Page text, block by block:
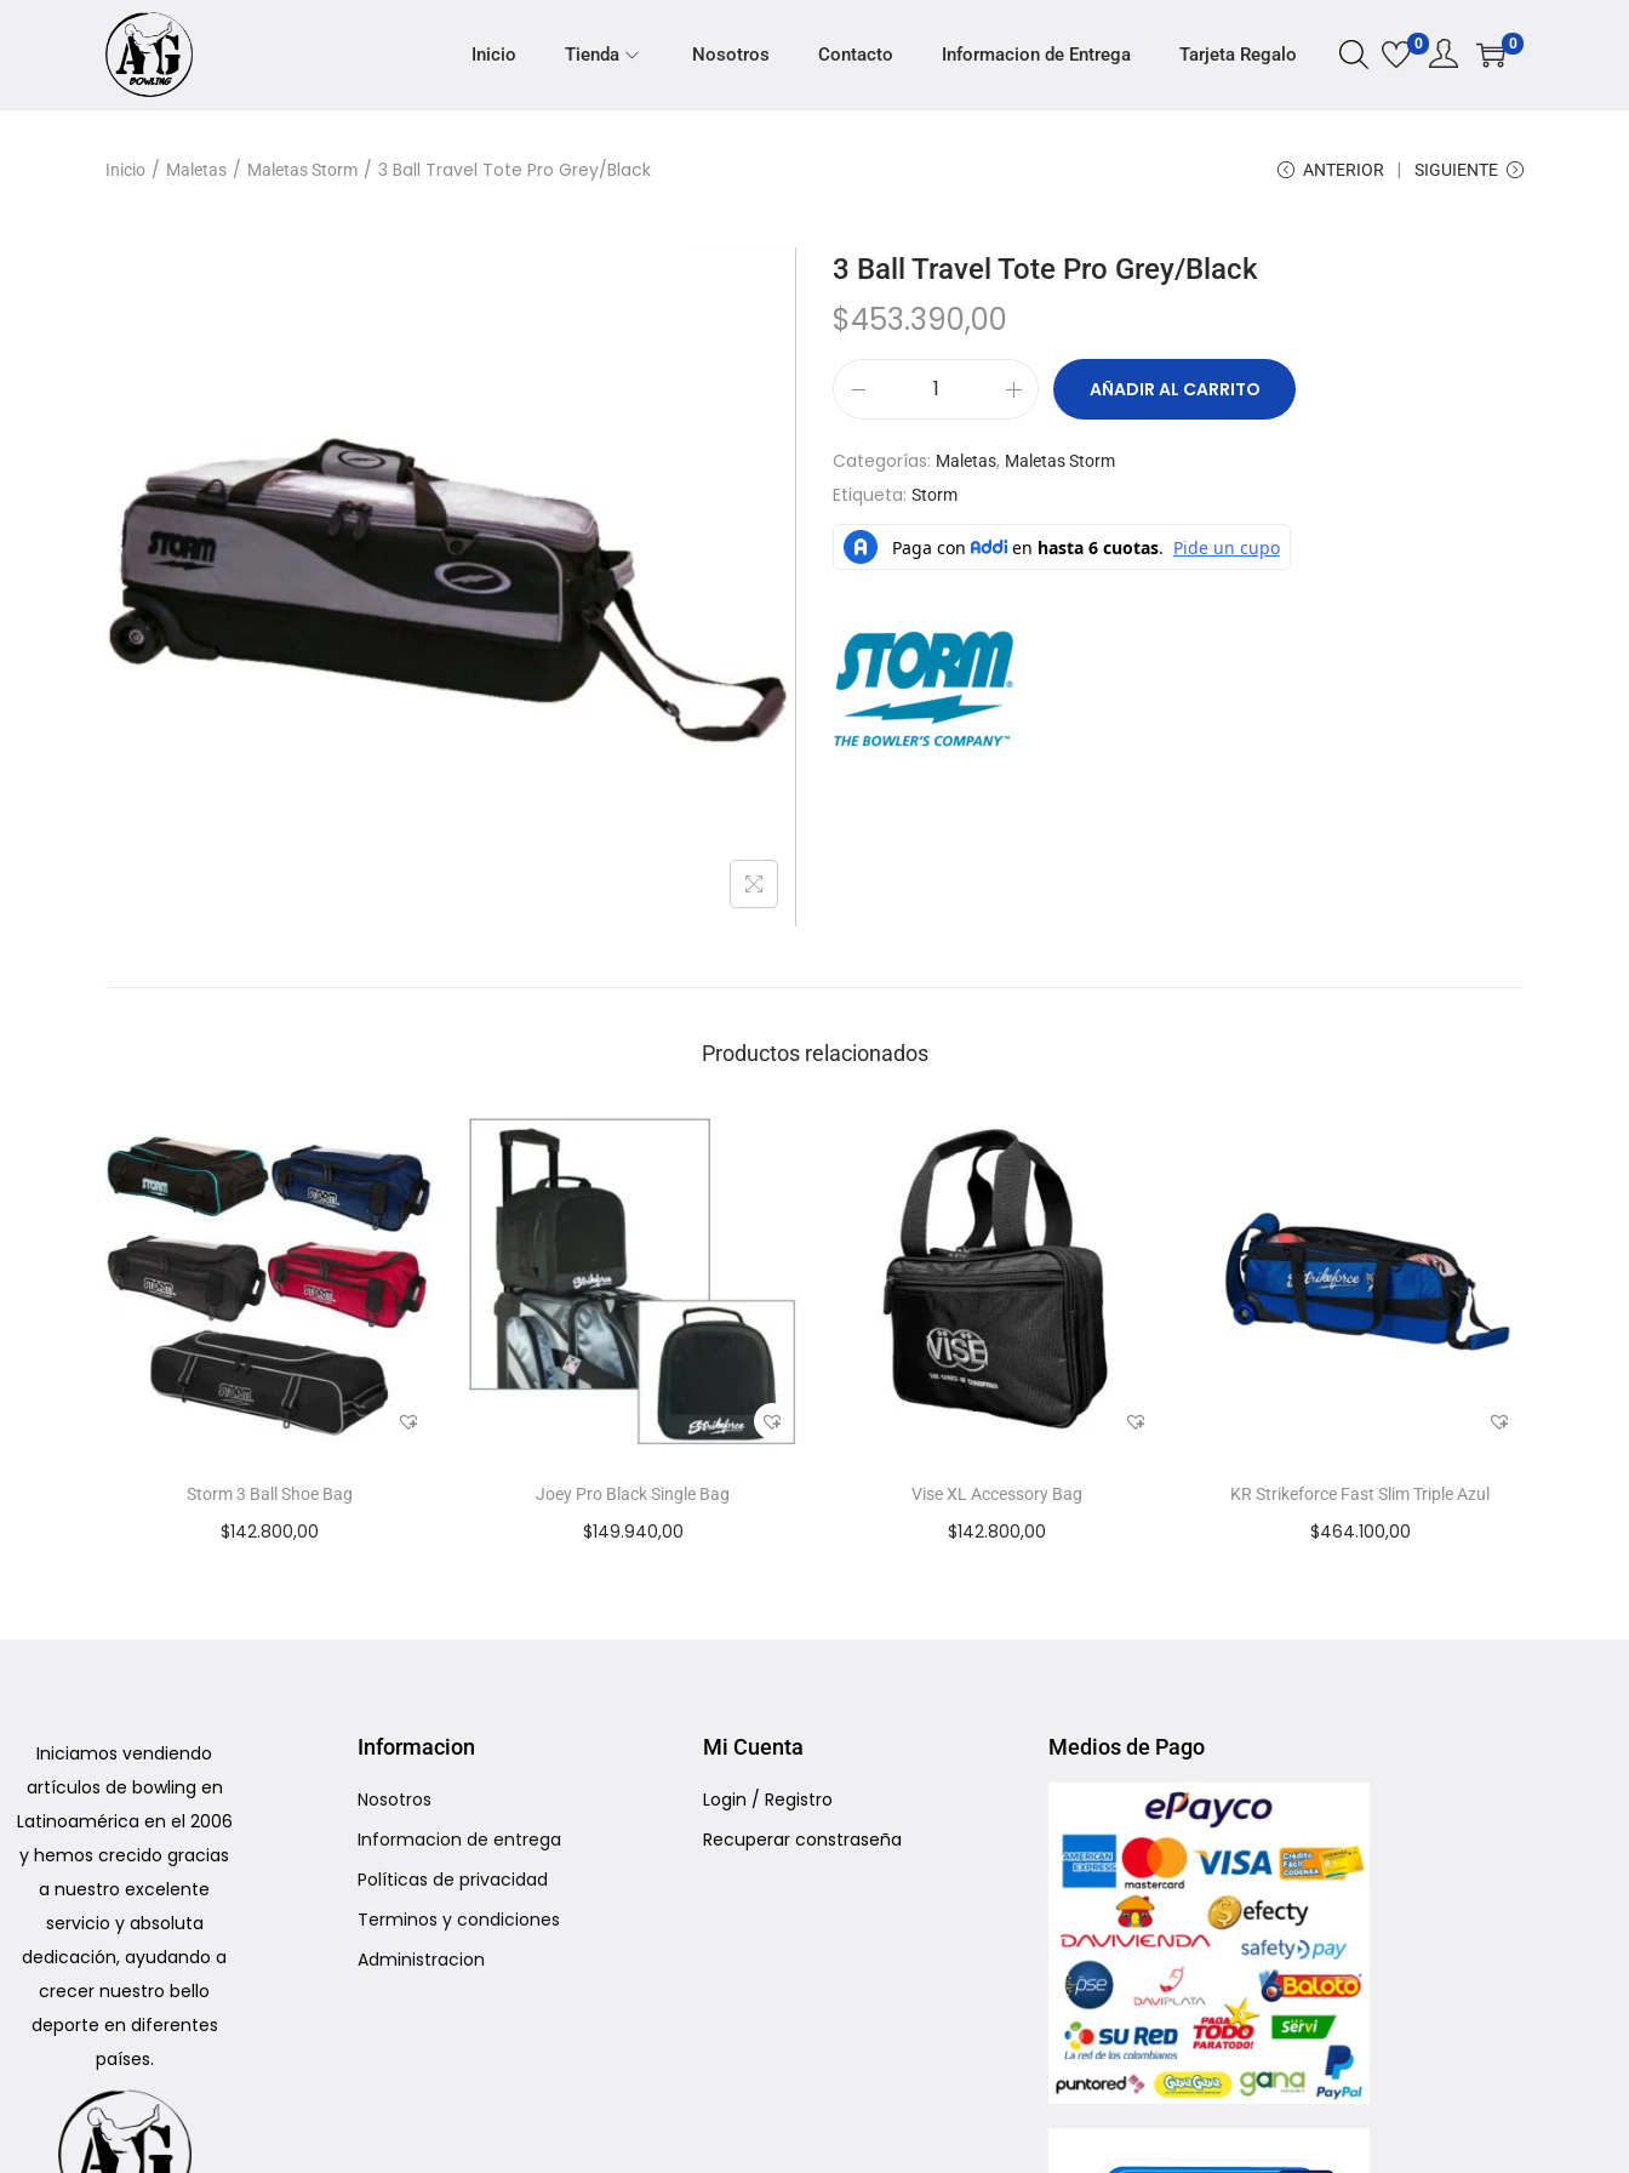
Inicio Tienda Nosotros Contacto Informacion de Entrega Tarjeta Regalo 0 0
Inicio / Maletas / Maletas Storm / 3 Ball Travel Tote Pro Grey/Black ANTERIOR SIGUIENTE
3 Ball Travel Tote Pro Grey/Black
$453.390,00
AÑADIR AL CARRITO
Categorías: Maletas, Maletas Storm
Etiqueta: Storm
Productos relacionados
Storm 3 Ball Shoe Bag
$142.800,00
Joey Pro Black Single Bag
$149.940,00
Vise XL Accessory Bag
$142.800,00
KR Strikeforce Fast Slim Triple Azul
$464.100,00
Iniciamos vendiendo
artículos de bowling en
Latinoamérica en el 2006
y hemos crecido gracias
a nuestro excelente
servicio y absoluta
dedicación, ayudando a
crecer nuestro bello
deporte en diferentes
países.
Informacion
Nosotros
Informacion de entrega
Políticas de privacidad
Terminos y condiciones
Administracion
Mi Cuenta
Login / Registro
Recuperar constraseña
Medios de Pago